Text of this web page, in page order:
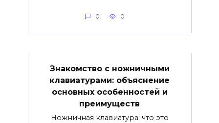
0 0
Знакомство с ножничными
клавиатурами: объяснение
основных особенностей и
преимуществ
Ножничная клавиатура: что это